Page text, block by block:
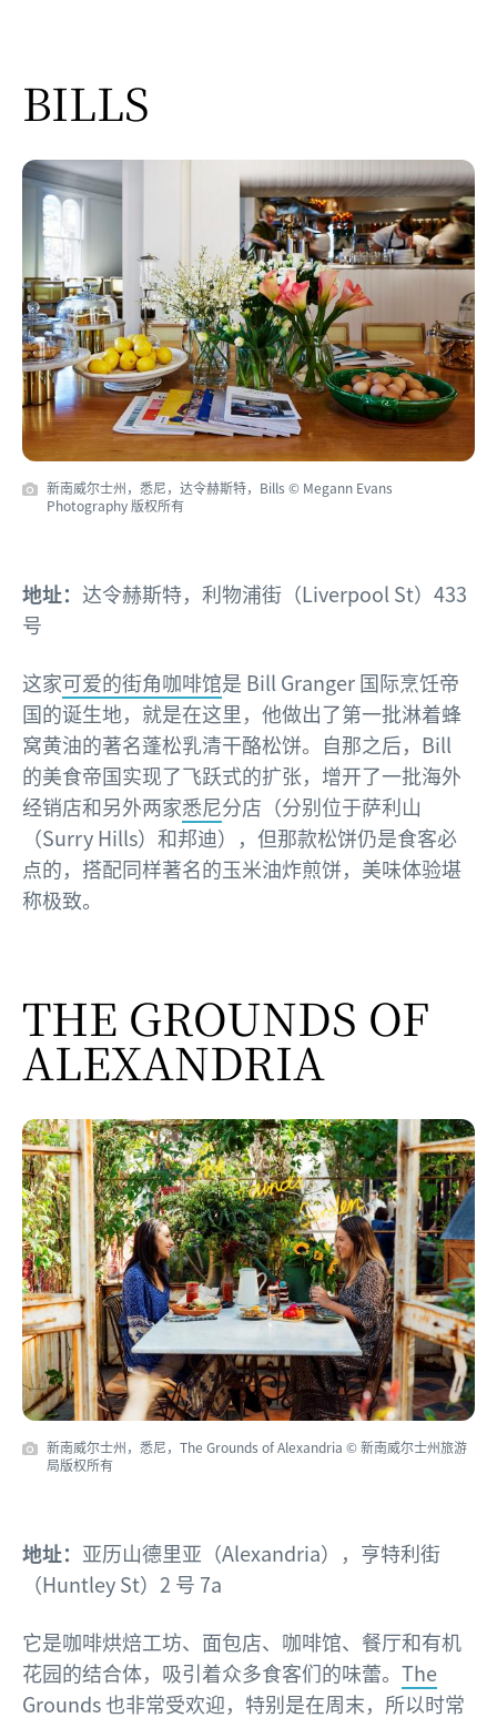
BILLS
新南威尔士州，悉尼，达令赫斯特，Bills © Megann Evans
Photography 版权所有
地址： 达令赫斯特，利物浦街（Liverpool St）433
号
这家可爱的街角咖啡馆是 Bill Granger 国际烹饪帝
国的诞生地，就是在这里，他做出了第一批淋着蜂
窝黄油的著名蓬松乳清干酪松饼。自那之后，Bill
的美食帝国实现了飞跃式的扩张，增开了一批海外
经销店和另外两家悉尼分店（分别位于萨利山
（Surry Hills）和邦迪），但那款松饼仍是食客必
点的，搭配同样著名的玉米油炸煎饼，美味体验堪
称极致。
THE GROUNDS OF
ALEXANDRIA
新南威尔士州，悉尼，The Grounds of Alexandria © 新南威尔士州旅游
局版权所有
地址： 亚历山德里亚（Alexandria），亨特利街
（Huntley St）2 号 7a
它是咖啡烘焙工坊、面包店、咖啡馆、餐厅和有机
花园的结合体，吸引着众多食客们的味蕾。 The
Grounds也非常受欢迎，特别是在周末，所以时常